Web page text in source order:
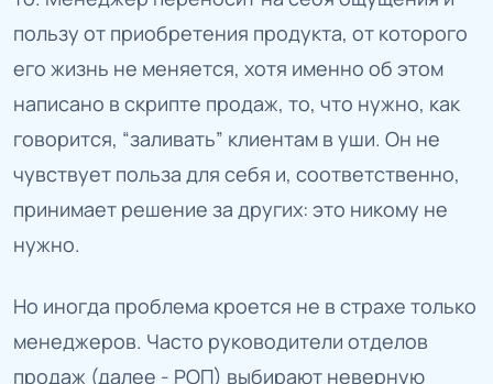
пользу от приобретения продукта, от которого
его жизнь не меняется, хотя именно об этом
написано в скрипте продаж, то, что нужно, как
говорится, “заливать” клиентам в уши. Он не
чувствует польза для себя и, соответственно,
принимает решение за других: это никому не
нужно.
Но иногда проблема кроется не в страхе только
менеджеров. Часто руководители отделов
продаж (далее - РОП) выбирают неверную